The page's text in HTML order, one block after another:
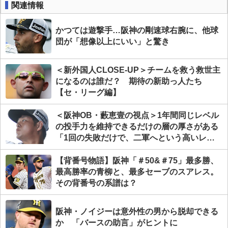
関連情報
かつては遊撃手…阪神の剛速球右腕に、他球
団が「想像以上にいい」と驚き
＜新外国人CLOSE-UP＞チームを救う救世主
になるのは誰だ？ 期待の新助っ人たち
【セ・リーグ編】
＜阪神OB・藪恵壹の視点＞1年間同じレベル
の投手力を維持できるだけの層の厚さがある
「1回の失敗だけで、二軍へという高いレベ
ルの投手陣が出来上がった」
【背番号物語】阪神「＃50&＃75」最多勝、
最高勝率の青柳と、最多セーブのスアレス。
その背番号の系譜は？
阪神・ノイジーは意外性の男から脱却できる
か 「バースの助言」がヒントに